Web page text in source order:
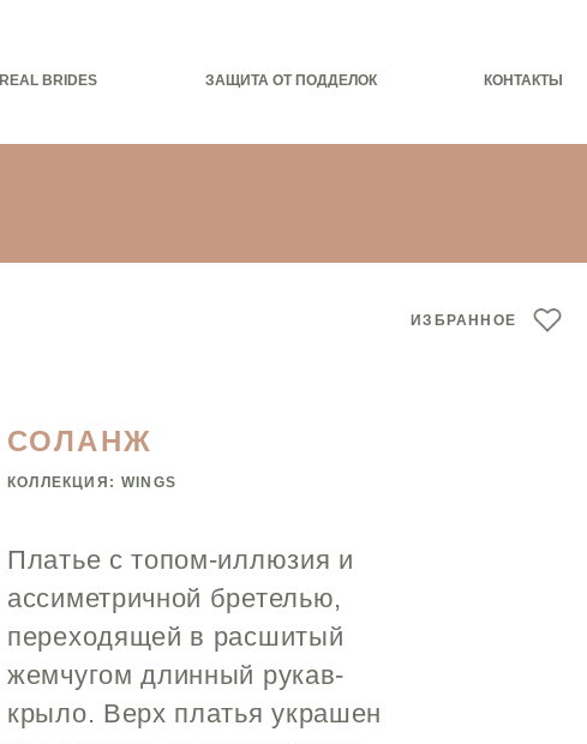
REAL BRIDES ЗАЩИТА ОТ ПОДДЕЛОК КОНТАКТЫ
ИЗБРАННОЕ
СОЛАНЖ
КОЛЛЕКЦИЯ: WINGS
Платье с топом-иллюзия и
ассиметричной бретелью,
переходящей в расшитый
жемчугом длинный рукав-
крыло. Верх платья украшен